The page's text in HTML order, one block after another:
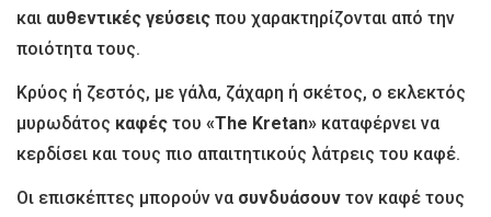
και αυθεντικές γεύσεις που χαρακτηρίζονται από την
ποιότητα τους.
Κρύος ή ζεστός, με γάλα, ζάχαρη ή σκέτος, ο εκλεκτός
μυρωδάτος καφές του «The Kretan» καταφέρνει να
κερδίσει και τους πιο απαιτητικούς λάτρεις του καφέ.
Οι επισκέπτες μπορούν να συνδυάσουν τον καφέ τους